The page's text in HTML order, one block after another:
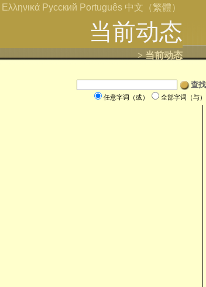
Ελληνικά Русский Português 中文（繁體）
当前动态
> 当前动态
查找
任意字词（或） 全部字词（与）